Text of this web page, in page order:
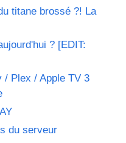
titane brossé ?! La
? [EDIT:
/ Plex / Apple TV 3
du serveur